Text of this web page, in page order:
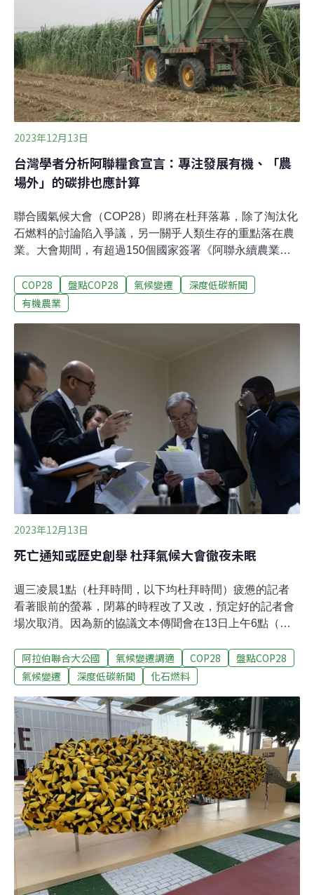
次盤點。COP28大會必須決定明確的行動計畫，以做為全
球氣候行動的基礎。
2023年12月13日
台灣學者分析阿聯糧食宣言：專注發展有機、「農
場外」的碳排也應計算
聯合國氣候大會（COP28）即將在杜拜落幕，除了淘汰化
石燃料的討論陷入爭議，另一關乎人類生存的重點落在農
業。大會期間，有超過150個國家簽署《阿聯永續農業、
涵蓋巴西、中國、歐盟和美國等全球糧食系統七成以上的
生產國家。糧食生產系統造成的溫室氣體約佔全球三分之
台灣的計算方式跟國際不同，未將「農場外」的行為如飼
料運輸、食物浪費的碳排納入計算所致。他呼籲調整計算
方式，才能增加減碳驅動力。我國計算基礎不同 「農場
外」的碳排成漏網之魚糧食生產是第一線受到氣候變遷的
威脅。氣候變遷將增加環境干擾，如改變溫度、水分，農
作物面臨未知、難以預測的威脅。台灣雖非聯合國成員，
農業部（當時為農委會）早在2022年宣布農業部門目標
2040年淨零排放，看似超前，但台灣大學
COP28 盤點COP28 氣候變遷
深度低碳新聞
有機農業
2023年12月13日
死亡通知或歷史創舉 杜拜氣候大會徹夜未眠
週三凌晨1點（杜拜時間，以下均杜拜時間）疲憊的記者
看著眼前的螢幕，閉幕的時程改了又改，預定好的記者會
場次取消。因為新的協議文本傳聞會在13日上午6點（台
12日閉幕的COP28氣候大會進入延長賽。延長對於氣候大
會並不少見，但這次外界格外關注，因為即將討論出攸關
次全球盤點，更令人懷抱希望的是，大會一度公布的草
案，意味著這可能是史上第一次提及化石燃料的聯合國氣
候協議。在兩年前，氣候大會成功將逐步減少煤炭寫入協
議，而這次範圍更廣，有可能涵蓋到「所有」化石燃料，
包括煤炭、石油、天然氣。讓談判陷入僵局的也正出於
此。根據11日的新協議草案，「逐步淘汰化石燃料」等措
辭已經被去除，引發歐美國家與眾多太平洋島國不滿。小
島國稱這如同判他們死刑，協商進入加時。死亡通知或歷
史創舉？今年是《巴黎協定》後第一次的全
阿拉伯聯合大公國 氣候變遷調適 COP28
盤點COP28
氣候變遷
深度低碳新聞 化石燃料